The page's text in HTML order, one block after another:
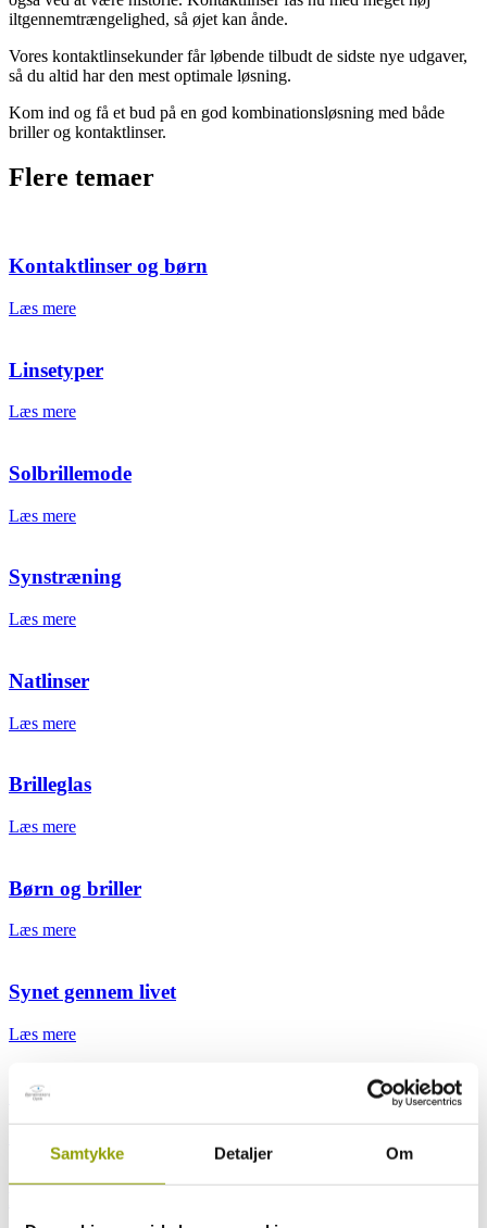
Samtykke Detaljer Om
iltgennemtrængelighed, så øjet kan ånde.
Vores kontaktlinsekunder får løbende tilbudt de sidste nye udgaver,
så du altid har den mest optimale løsning.
Kom ind og få et bud på en god kombinationsløsning med både
briller og kontaktlinser.
Flere temaer
Kontaktlinser og børn
Læs mere
Linsetyper
Læs mere
Solbrillemode
Læs mere
Synstræning
Læs mere
Natlinser
Læs mere
Brilleglas
Læs mere
Børn og briller
Læs mere
Synet gennem livet
Læs mere
Opskrifter – Dæk op til et godt syn